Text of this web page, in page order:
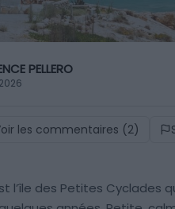
PELLERO
les commentaires (2)
l’île des Petites